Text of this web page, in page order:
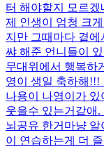
터 해야할지 모르
제 인생이 엄청 크
지만 그때마다 곁
쌰 해준 언니들이
무대위에서 행복하
영이 생일 축하해!!!
나용이 나영이가 있
웃을수 있는거같애
뇌공유 한거마냥
이 연습하는게 더